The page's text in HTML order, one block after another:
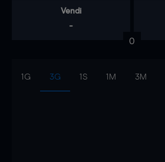
Vendi
-
0
1G 3G 1S 1M 3M